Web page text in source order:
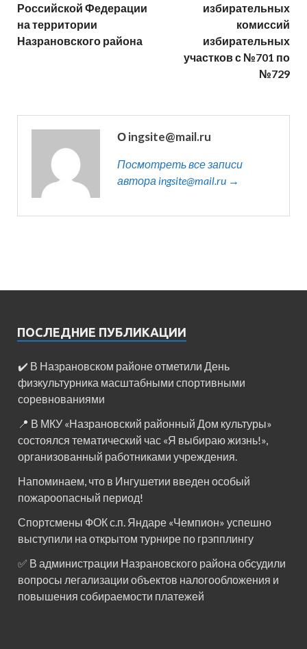
Российской Федерации
на территории
Назрановского района
избирательных
комиссий
избирательных
участков с №701 по
№729
О ingsite@mail.ru
Посмотреть все записи
автора ingsite@mail.ru →
ПОСЛЕДНИЕ ПУБЛИКАЦИИ
✔️ В Назрановском районе отметили День
физкультурника масштабными спортивными
соревнованиями
📍 В МКУ «Назрановский районный Дом культуры»
состоялся тематический час «Я выбираю жизнь!»,
организованный работниками учреждения.
Напоминаем, что в Ингушетии введен особый
пожароопасный период!⁣⁣⠀
Спортсмены ФОК с.п. Яндаре «Чемпион» успешно
выступили на открытом турнире по грэпплингу
✅ В администрации Назрановского района обсудили
вопросы легализации объектов налогообложения и
повышения собираемости платежей